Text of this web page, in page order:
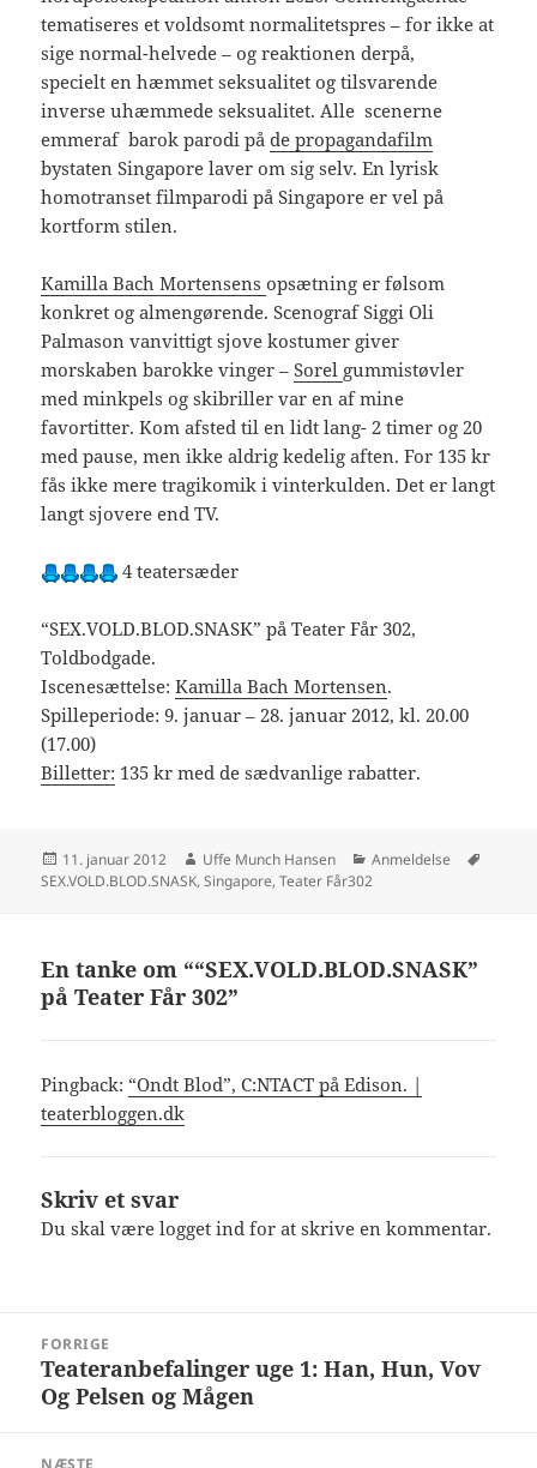
tematiseres et voldsomt normalitetspres – for ikke at
sige normal-helvede – og reaktionen derpå,
specielt en hæmmet seksualitet og tilsvarende
inverse uhæmmede seksualitet. Alle scenerne
emmeraf barok parodi påde propagandafilm
bystaten Singapore laver om sig selv. En lyrisk
homotranset filmparodi på Singapore er vel på
kortform stilen.
Kamilla Bach Mortensensopsætning er følsom
konkret og almengørende. Scenograf Siggi Oli
Palmason vanvittigt sjove kostumer giver
morskaben barokke vinger –Sorel gummistøvler
med minkpels og skibriller var en af mine
favortitter. Kom afsted til en lidt lang- 2 timer og 20
med pause, men ikke aldrig kedelig aften. For 135 kr
fås ikke mere tragikomik i vinterkulden. Det er langt
langt sjovere end TV.
4 teatersæder
“SEX.VOLD.BLOD.SNASK” på Teater Får 302,
Toldbodgade.
Iscenesættelse:Kamilla Bach Mortensen.
Spilleperiode: 9. januar – 28. januar 2012, kl. 20.00
(17.00)
Billetter: 135 kr med de sædvanlige rabatter.
Udgivet
i
11. januar 2012 Forfatter
Uffe Munch Hansen Kategorier
Anmeldelse
SEX.VOLD.BLOD.SNASK,Singapore,Teater Får302
En tanke om ““SEX.VOLD.BLOD.SNASK”
på Teater Får 302”
Pingback: “Ondt Blod”, C:NTACT på Edison. |
teaterbloggen.dk
Skriv et svar
Du skal værelogget ind for at skrive en kommentar.
FORRIGE
Forrige
indlæg:
Teateranbefalinger uge 1: Han, Hun, Vov
Og Pelsen og Mågen
NÆSTE